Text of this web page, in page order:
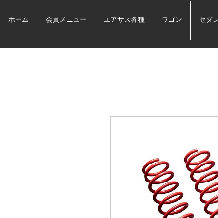
ホーム 会員メニュー エアサス各種 ワゴン セダ